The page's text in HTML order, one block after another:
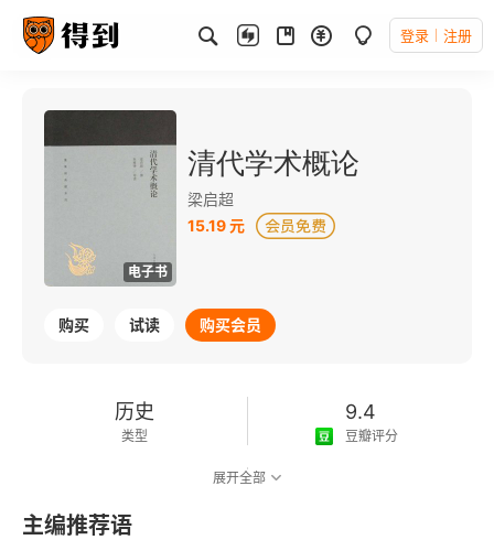
登录 注册
电子书
清代学术概论
梁启超
15.19 元
购买 试读 购买会员
历史
类型
9.4
豆瓣评分
展开全部
主编推荐语